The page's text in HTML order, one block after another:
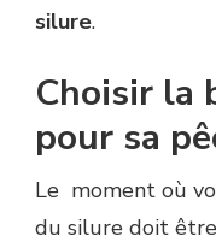
silure.
Choisir la
pour sa
Le moment où
du silure doit